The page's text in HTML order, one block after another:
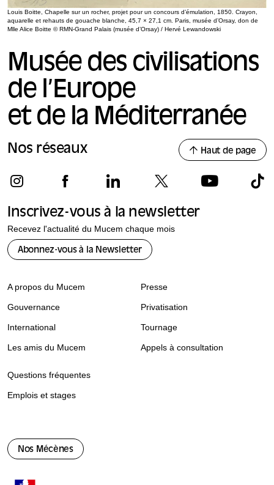
Louis Boitte, Chapelle sur un rocher, projet pour un concours d’émulation, 1850. Crayon,
aquarelle et rehauts de gouache blanche, 45,7 × 27,1 cm. Paris, musée d’Orsay, don de
Mlle Alice Boitte © RMN-Grand Palais (musée d’Orsay) / Hervé Lewandowski
Musée des civilisations
de l’Europe
et de la Méditerranée
Nos réseaux Haut de page
Inscrivez-vous à la newsletter
Recevez l'actualité du Mucem chaque mois
Abonnez-vous à la Newsletter
Nos Mécènes
A propos du Mucem
Gouvernance
International
Les amis du Mucem
Presse
Privatisation
Tournage
Appels à consultation
Questions fréquentes
Emplois et stages